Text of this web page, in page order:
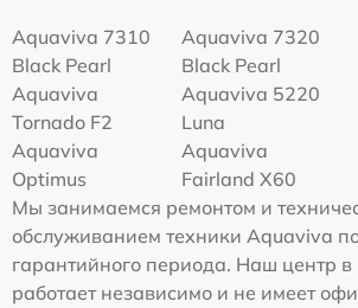
Aquaviva 7310
Black Pearl
Aquaviva 7320
Black Pearl
Aquaviva
Tornado F2
Aquaviva 5220
Luna
Aquaviva
Optimus
Aquaviva
Fairland X60
Мы занимаемся ремонтом и
обслуживанием техники Aquaviva
гарантийного периода. Наш центр в
работает независимо и не имеет